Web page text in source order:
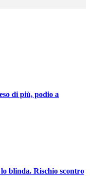
di più, podio a
blinda. Rischio scontro